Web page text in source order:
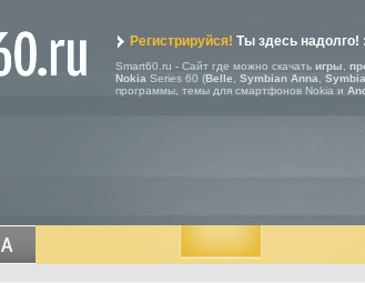
Регистрируйся! Ты здесь надолго!
Smart60.ru - Сайт где можно скачать игры
Nokia Series 60 (Belle Symbian Anna
программы, темы для смартфонов Nokia и